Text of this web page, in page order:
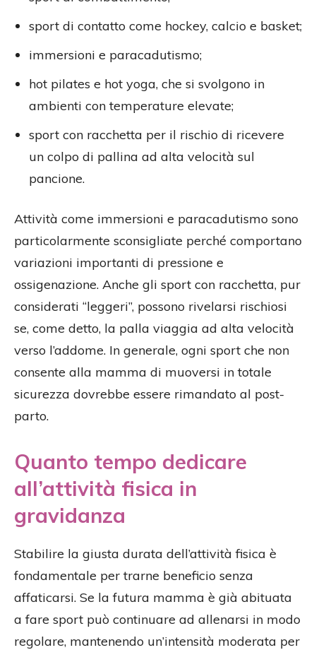
sport di contatto come hockey, calcio e basket;
immersioni e paracadutismo;
hot pilates e hot yoga, che si svolgono in
ambienti con temperature elevate;
sport con racchetta per il rischio di ricevere
un colpo di pallina ad alta velocità sul
pancione.
Attività come immersioni e paracadutismo sono
particolarmente sconsigliate perché comportano
variazioni importanti di pressione e
ossigenazione. Anche gli sport con racchetta, pur
considerati “leggeri”, possono rivelarsi rischiosi
se, come detto, la palla viaggia ad alta velocità
verso l’addome. In generale, ogni sport che non
consente alla mamma di muoversi in totale
sicurezza dovrebbe essere rimandato al post-
parto.
Quanto tempo dedicare
all’attività fisica in
gravidanza
Stabilire la giusta durata dell’attività fisica è
fondamentale per trarne beneficio senza
affaticarsi. Se la futura mamma è già abituata
a fare sport può continuare ad allenarsi in modo
regolare, mantenendo un’intensità moderata per